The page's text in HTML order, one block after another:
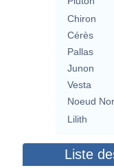
Chiron
Cérès
Pallas
Junon
Vesta
Noeud
Lilith
Liste